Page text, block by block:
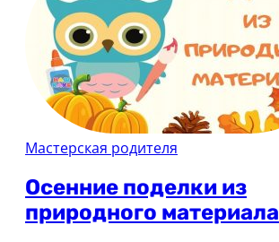
Мастерская родителя
Осенние поделки из
природного материала